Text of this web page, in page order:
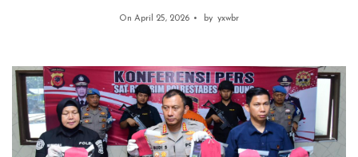
On April 25, 2026 by yxwbr